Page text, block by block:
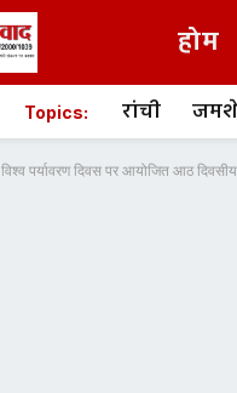
होम
Topics: रांची
विश्व पर्यावरण दिवस पर आयोजित आठ